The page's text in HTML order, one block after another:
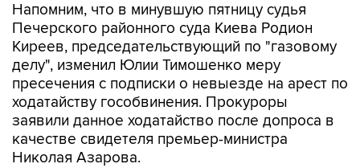
Напомним, что в минувшую пятницу судья
Печерского районного суда Киева Родион
Киреев, председательствующий по "газовому
делу", изменил Юлии Тимошенко меру
пресечения с подписки о невыезде на арест по
ходатайству гособвинения. Прокуроры
заявили данное ходатайство после допроса в
качестве свидетеля премьер-министра
Николая Азарова.